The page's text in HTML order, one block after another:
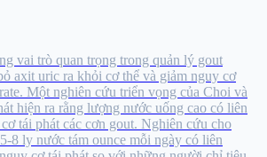
vai trò quan trọng trong quản lý gout
axit uric ra khỏi cơ thể và giảm nguy cơ
Một nghiên cứu triển vọng của Choi và
hiện ra rằng lượng nước uống cao có liên
tái phát các cơn gout. Nghiên cứu cho
8 ly nước tám ounce mỗi ngày có liên